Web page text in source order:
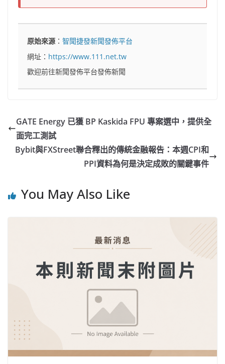
原始來源 ：智聞捷發新聞發佈平台
網址： https://www.111.net.tw
歡迎前往新聞發佈平台發佈新聞
GATE Energy 已獲 BP Kaskida FPU 專案選中，提供全
面完工測試
Bybit與FXStreet聯合釋出的傳統金融報告：本週CPI和
PPI資料為何是決定成敗的關鍵事件
You May Also Like